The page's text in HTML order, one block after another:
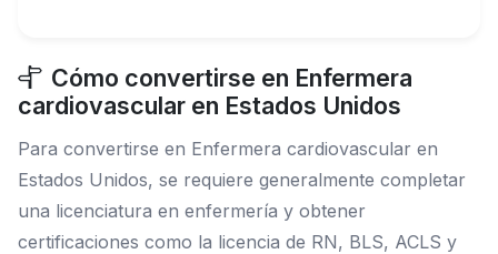
Cómo convertirse en Enfermera
cardiovascular en Estados Unidos
Para convertirse en Enfermera cardiovascular en
Estados Unidos, se requiere generalmente completar
una licenciatura en enfermería y obtener
certificaciones como la licencia de RN, BLS, ACLS y